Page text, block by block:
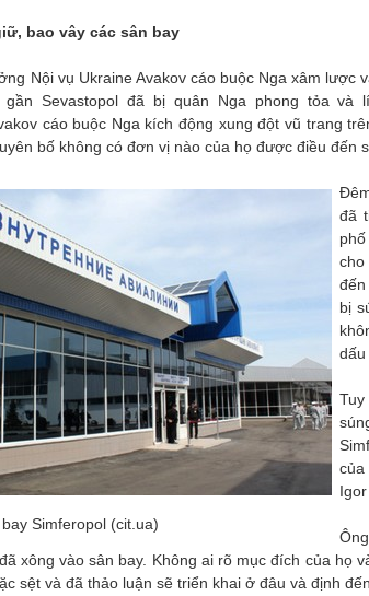
bao vây các sân bay
Nội vụ Ukraine Avakov cáo buộc Nga xâm lược
Sevastopol đã bị quân Nga phong tỏa và
cáo buộc Nga kích động xung đột vũ trang
bố không có đơn vị nào của họ được điều đến
Simferopol (cit.ua)
đã
cho
bị
dấu
xông vào sân bay. Không ai rõ mục đích của họ
sệt và đã thảo luận sẽ triển khai ở đâu và định